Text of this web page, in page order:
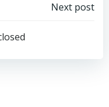
Next post